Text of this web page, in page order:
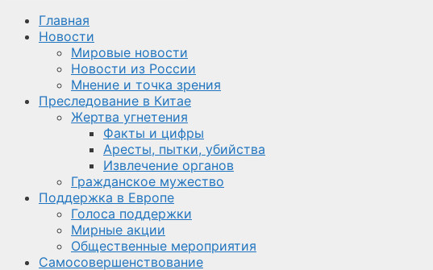
Главная
Новости
Мировые новости
Новости из России
Мнение и точка зрения
Преследование в Китае
Жертва угнетения
Факты и цифры
Аресты, пытки, убийства
Извлечение органов
Гражданское мужество
Поддержка в Европе
Голоса поддержки
Мирные акции
Общественные мероприятия
Самосовершенствование